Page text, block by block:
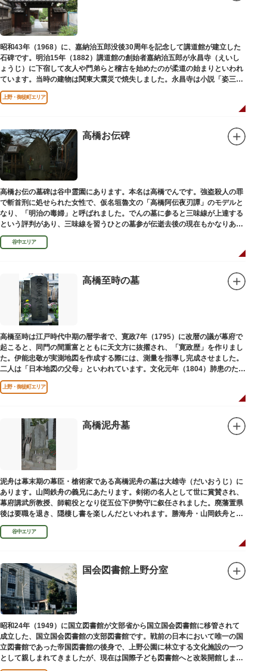
昭和43年（1968）に、嘉納治五郎没後30周年を記念して講道館が建立した
石碑です。明治15年（1882）講道館の創始者嘉納治五郎が永昌寺（えいし
ょうじ）に下宿して友人や門弟らと稽古を始めたのが柔道の始まりといわれ
ています。当時の建物は関東大震災で焼失しました。永昌寺は小説「姿三四
郎」に登場する隆昌寺のモデルでもあります。
上野・御徒町エリア
高橋お伝碑
高橋お伝の墓碑は谷中霊園にあります。本名は高橋でんです。強盗殺人の罪
で斬首刑に処せられた女性で、仮名垣魯文の「高橋阿伝夜刃譚」のモデルと
なり、「明治の毒婦」と呼ばれました。でんの墓に参ると三味線が上達する
という評判があり、三味線を習うひとの墓参が伝逝去後の現在もかなりある
といわれています。
谷中エリア
高橋至時の墓
高橋至時は江戸時代中期の暦学者で、寛政7年（1795）に改暦の議が幕府で
起こると、同門の間重富とともに天文方に抜擢され、「寛政歴」を作りまし
た。伊能忠敬が実測地図を作成する際には、測量を指導し完成させました。
二人は「日本地図の父母」といわれています。文化元年（1804）肺患のため
没しました。お墓は源空寺（げんくうじ）にあります。
上野・御徒町エリア
高橋泥舟墓
泥舟は幕末期の幕臣・槍術家である高橋泥舟の墓は大雄寺（だいおうじ）に
あります。山岡鉄舟の義兄にあたります。剣術の名人として世に賞賛され、
幕府講武所教授、師範役となり従五位下伊勢守に叙任されました。廃藩置県
後は要職を退き、隠棲し書を楽しんだといわれます。勝海舟・山岡鉄舟と共
に幕末の三舟といわれています。
谷中エリア
国会図書館上野分室
昭和24年（1949）に国立図書館が文部省から国立国会図書館に移管されて
成立した、国立国会図書館の支部図書館です。戦前の日本において唯一の国
立図書館であった帝国図書館の後身で、上野公園に林立する文化施設の一つ
として親しまれてきましたが、現在は国際子ども図書館へと改装開館しまし
た。